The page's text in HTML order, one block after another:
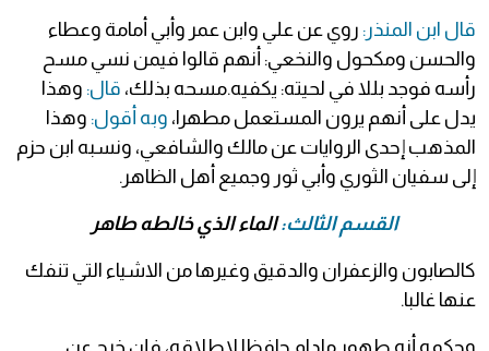
قال ابن المنذر: روي عن علي وابن عمر وأبي أمامة وعطاء
والحسن ومكحول والنخعي: أنهم قالوا فيمن نسي مسح
رأسه فوجد بللا في لحيته: يكفيه.مسحه بذلك، قال: وهذا
يدل على أنهم يرون المستعمل مطهرا، وبه أقول: وهذا
المذهب إحدى الروايات عن مالك والشافعي، ونسبه ابن حزم
إلى سفيان الثوري وأبي ثور وجميع أهل الظاهر.
القسم الثالث:الماء الذي خالطه طاهر
كالصابون والزعفران والدقيق وغيرها من الاشياء التي تنفك
عنها غالبا.
وحكمه أنه طهور مادام حافظا لاطلاقه، فإن خرج عن